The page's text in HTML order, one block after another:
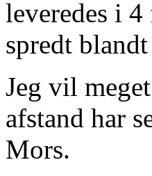
leveredes i
spredt
Jeg vil
afstand har
Mors.